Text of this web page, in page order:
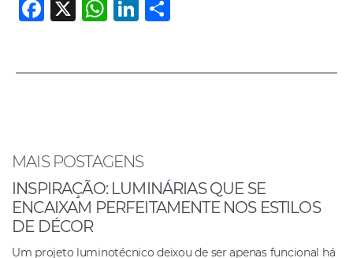
F
e
o
k
X
W
s
p
Li
e e
MAIS POSTAGENS
INSPIRAÇÃO: LUMINÁRIAS QUE SE
ENCAIXAM PERFEITAMENTE NOS ESTILOS
DE DÉCOR
Um projeto luminotécnico deixou de ser apenas funcional há